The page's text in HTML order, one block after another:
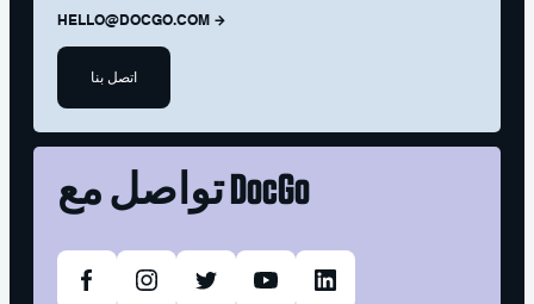
HELLO@DOCGO.COM
اتصل بنا
تواصل معDocGo